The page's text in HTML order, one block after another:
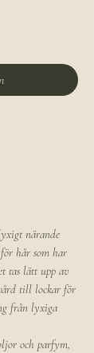
närande
hår som har
tas lätt upp av
till lockar för
från lyxiga
och parfym,